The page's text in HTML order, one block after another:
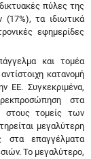
πύλες της
τα ιδιωτικά
εφημερίδες
και τομέα
κατανομή
ΕΕ. Συγκεκριμένα,
στα
στους τομείς των
μεγαλύτερη
στα επαγγέλματα
Το μεγαλύτερο,